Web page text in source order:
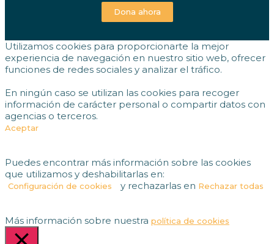
Dona ahora
Utilizamos cookies para proporcionarte la mejor
experiencia de navegación en nuestro sitio web, ofrecer
funciones de redes sociales y analizar el tráfico.
En ningún caso se utilizan las cookies para recoger
información de carácter personal o compartir datos con
agencias o terceros.
Aceptar
Puedes encontrar más información sobre las cookies
que utilizamos y deshabilitarlas en:
Configuración de cookies y rechazarlas en Rechazar todas
Más información sobre nuestra política de cookies